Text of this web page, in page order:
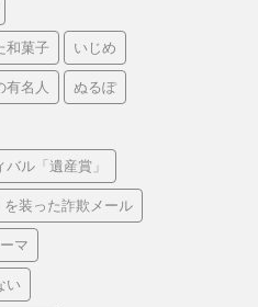
和菓子 いじめ
有名人 ぬるぽ
ル「遺産賞」
装った詐欺メール
マ
い